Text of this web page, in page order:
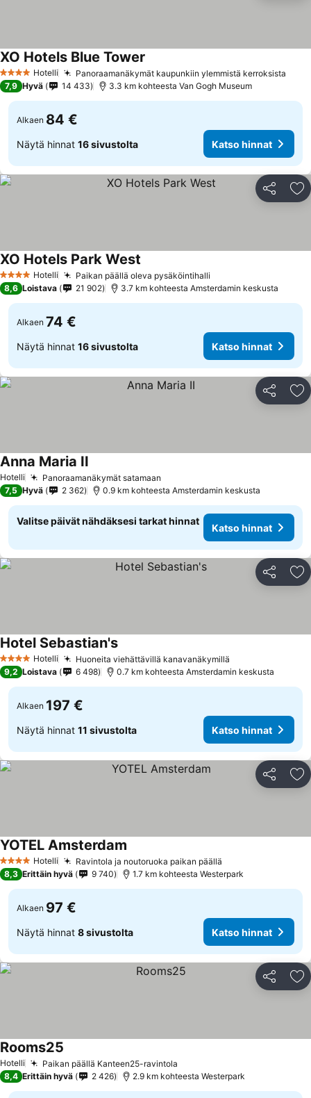
4 Tähtiluokitus
Hotelli Panoraamanäkymät kaupunkiin ylemmistä kerroksista
XO Hotels Blue Tower
7,9 Hyvä 14 433 3.3 km kohteesta Van Gogh Museum
Alkaen 84 €
Näytä hinnat 16 sivustolta Katso hinnat
Jaa
4 Tähtiluokitus
Hotelli Paikan päällä oleva pysäköintihalli
XO Hotels Park West
8,6 Loistava 21 902 3.7 km kohteesta Amsterdamin keskusta
Alkaen 74 €
Näytä hinnat 16 sivustolta Katso hinnat
Jaa
Hotelli Panoraamanäkymät satamaan
Anna Maria II
7,5 Hyvä 2 362 0.9 km kohteesta Amsterdamin keskusta
Valitse päivät nähdäksesi tarkat hinnat
Katso hinnat
Jaa
4 Tähtiluokitus
Hotelli Huoneita viehättävillä kanavanäkymillä
Hotel Sebastian's
9,2 Loistava 6 498 0.7 km kohteesta Amsterdamin keskusta
Alkaen 197 €
Näytä hinnat 11 sivustolta Katso hinnat
Jaa
4 Tähtiluokitus
Hotelli Ravintola ja noutoruoka paikan päällä
YOTEL Amsterdam
8,3 Erittäin hyvä 9 740 1.7 km kohteesta Westerpark
Alkaen 97 €
Näytä hinnat 8 sivustolta Katso hinnat
Jaa
Hotelli Paikan päällä Kanteen25-ravintola
Rooms25
8,4 Erittäin hyvä 2 426 2.9 km kohteesta Westerpark